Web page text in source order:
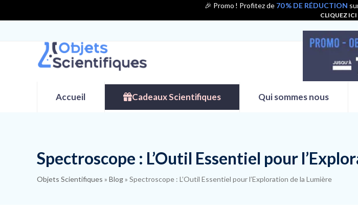
de
🎉 Promo ! Profitez de 70 % DE RÉDUCTION
CLIQUEZ ICI
Accueil Cadeaux Scientifiques Qui sommes nous
Spectroscope : L’Outil Essentiel pour
Objets Scientifiques » Blog» Spectroscope : L’Outil Essentiel pour l’Exploration de la Lumière